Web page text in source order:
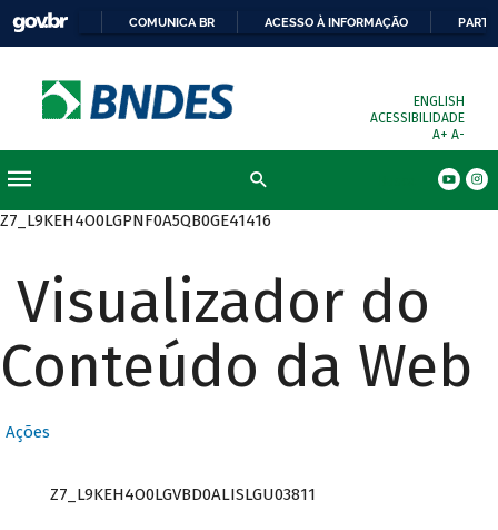
COMUNICA BR ACESSO À INFORMAÇÃO
ENGLISH
ACESSIBILIDADE
A+ A-
Z7_L9KEH4O0LGPNF0A5QB0GE41416
Visualizador do
Conteúdo da Web
Ações
Z7_L9KEH4O0LGVBD0ALISLGU03811